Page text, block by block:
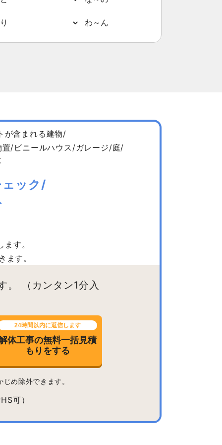
わ～ん
が含まれる建物/
/ビニールハウス/ガレージ/庭/
ェック/
す。
す。
（カンタン1分入
24時間以内に返信します
体工事の無料一括見積
もりをする
め除外できます。